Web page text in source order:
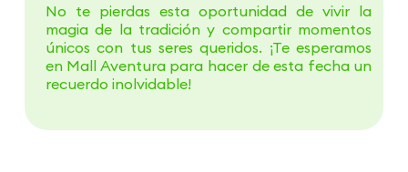
No te pierdas esta oportunidad de vivir la
magia de la tradición y compartir momentos
únicos con tus seres queridos. ¡Te esperamos
en Mall Aventura para hacer de esta fecha un
recuerdo inolvidable!